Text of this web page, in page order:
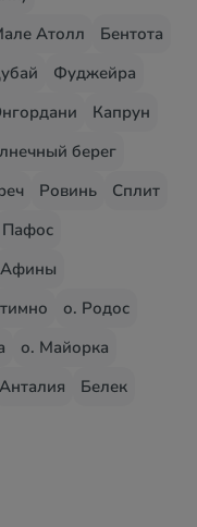
Атолл
Бентота
Фуджейра
Капрун
берег
Ровинь
Сплит
Пафос
Афины
о. Родос
о. Майорка
Анталия
Белек